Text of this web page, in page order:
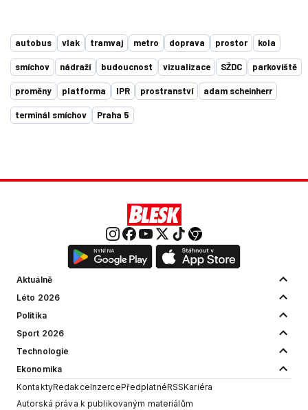
autobus vlak tramvaj metro doprava prostor kola
smíchov nádraží budoucnost vizualizace SŽDC parkoviště
proměny platforma IPR prostranství adam scheinherr
terminál smíchov Praha 5
Aktuálně
Léto 2026
Politika
Sport 2026
Technologie
Ekonomika
KontaktyRedakceInzercePředplatnéRSSKariéra
Autorská práva k publikovaným materiálům